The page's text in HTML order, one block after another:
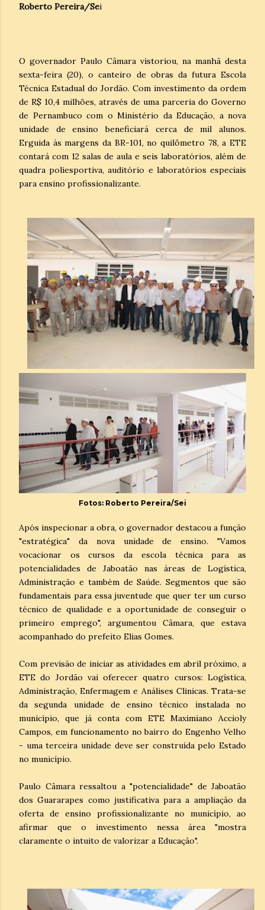
Roberto Pereira/Sei
O governador Paulo Câmara vistoriou, na manhã desta
sexta-feira (20), o canteiro de obras da futura Escola
Técnica Estadual do Jordão. Com investimento da ordem
de R$ 10,4 milhões, através de uma parceria do Governo
de Pernambuco com o Ministério da Educação, a nova
unidade de ensino beneficiará cerca de mil alunos.
Erguida às margens da BR-101, no quilômetro 78, a ETE
contará com 12 salas de aula e seis laboratórios, além de
quadra poliesportiva, auditório e laboratórios especiais
para ensino profissionalizante.
Fotos: Roberto Pereira/Sei
Após inspecionar a obra, o governador destacou a função
"estratégica" da nova unidade de ensino. "Vamos
vocacionar os cursos da escola técnica para as
potencialidades de Jaboatão nas áreas de Logística,
Administração e também de Saúde. Segmentos que são
fundamentais para essa juventude que quer ter um curso
técnico de qualidade e a oportunidade de conseguir o
primeiro emprego", argumentou Câmara, que estava
acompanhado do prefeito Elias Gomes.
Com previsão de iniciar as atividades em abril próximo, a
ETE do Jordão vai oferecer quatro cursos: Logística,
Administração, Enfermagem e Análises Clinicas. Trata-se
da segunda unidade de ensino técnico instalada no
município, que já conta com ETE Maximiano Accioly
Campos, em funcionamento no bairro do Engenho Velho
- uma terceira unidade deve ser construída pelo Estado
no município.
Paulo Câmara ressaltou a "potencialidade" de Jaboatão
dos Guararapes como justificativa para a ampliação da
oferta de ensino profissionalizante no município, ao
afirmar que o investimento nessa área "mostra
claramente o intuito de valorizar a Educação".